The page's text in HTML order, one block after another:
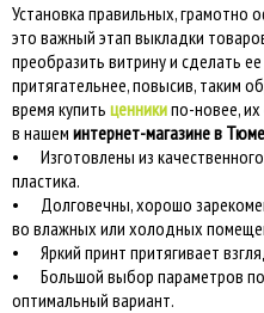
Установка правильных, грамотно
это важный этап выкладки
преобразить витрину и сделать
притягательнее, повысив, таким
время купить ценникипо-новее,
в нашем интернет-магазине в
•
Изготовлены из
пластика.
•
Долговечны, хорошо
во влажных или холодных
•
Яркий принт притягивает
•
Большой выбор параметров
оптимальный вариант.